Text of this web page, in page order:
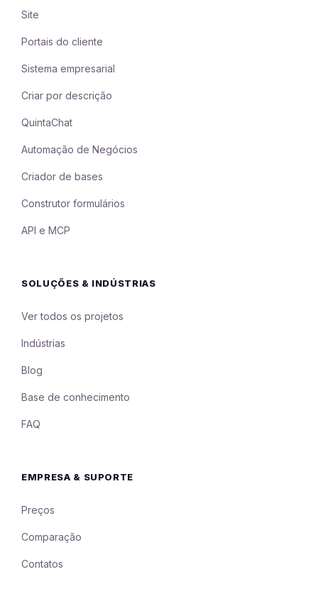
Site
Portais do cliente
Sistema empresarial
Criar por descrição
QuintaChat
Automação de Negócios
Criador de bases
Construtor formulários
API e MCP
SOLUÇÕES & INDÚSTRIAS
Ver todos os projetos
Indústrias
Blog
Base de conhecimento
FAQ
EMPRESA & SUPORTE
Preços
Comparação
Contatos